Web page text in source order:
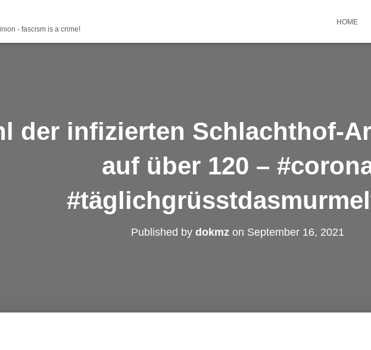
- fascism is a crime!
HOME
der infizierten Schlachthof-
auf über 120 –
Published by dokmz on September 16, 2021